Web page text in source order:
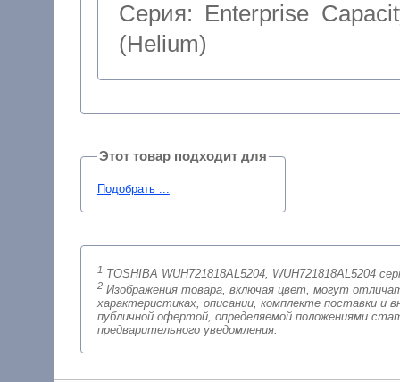
Серия: Enterprise
(Helium)
Этот товар подходит для
Подобрать ...
1 TOSHIBA WUH721818AL5204, WUH721818AL5204
2Изображения товара, включая цвет, могут отличаться от
характеристиках, описании, комплекте поставки и
публичной офертой, определяемой положениями
предварительного уведомления.